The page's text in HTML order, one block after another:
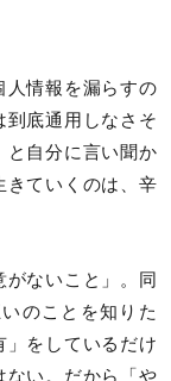
人情報を漏らすの
到底通用しなさそ
と自分に言い聞か
きていくのは、辛
ないこと」。同
のことを知りた
」をしているだけ
ない。だから「や